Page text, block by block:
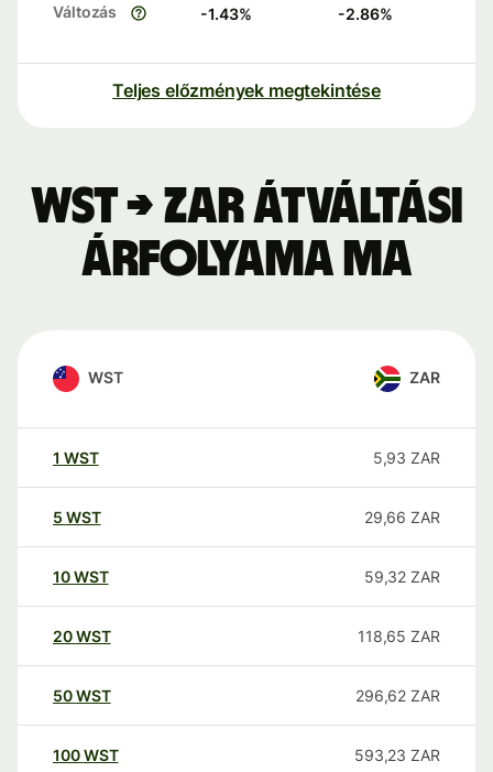
Változás -1.43% -2.86%
Teljes előzmények megtekintése
WST → ZAR átváltási
árfolyama ma
WST ZAR
1 WST 5,93 ZAR
5 WST 29,66 ZAR
10WST 59,32 ZAR
20WST 118,65 ZAR
50WST 296,62 ZAR
100WST 593,23 ZAR